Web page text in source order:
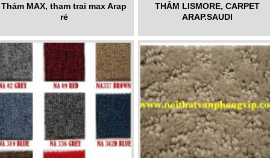
Thảm MAX, tham trai max Arap
rẻ
THẢM LISMORE, CARPET
ARAP.SAUDI